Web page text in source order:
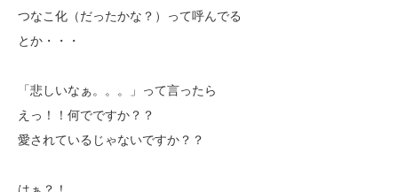
つなこ化（だったかな？）って呼んでる
とか・・・
「悲しいなぁ。。。」って言ったら
えっ！！何でですか？？
愛されているじゃないですか？？